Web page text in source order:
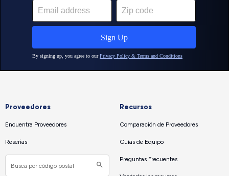
Proveedores
Encuentra Proveedores
Reseñas
Recursos
Comparación de Proveedores
Guías de Equipo
Preguntas Frecuentes